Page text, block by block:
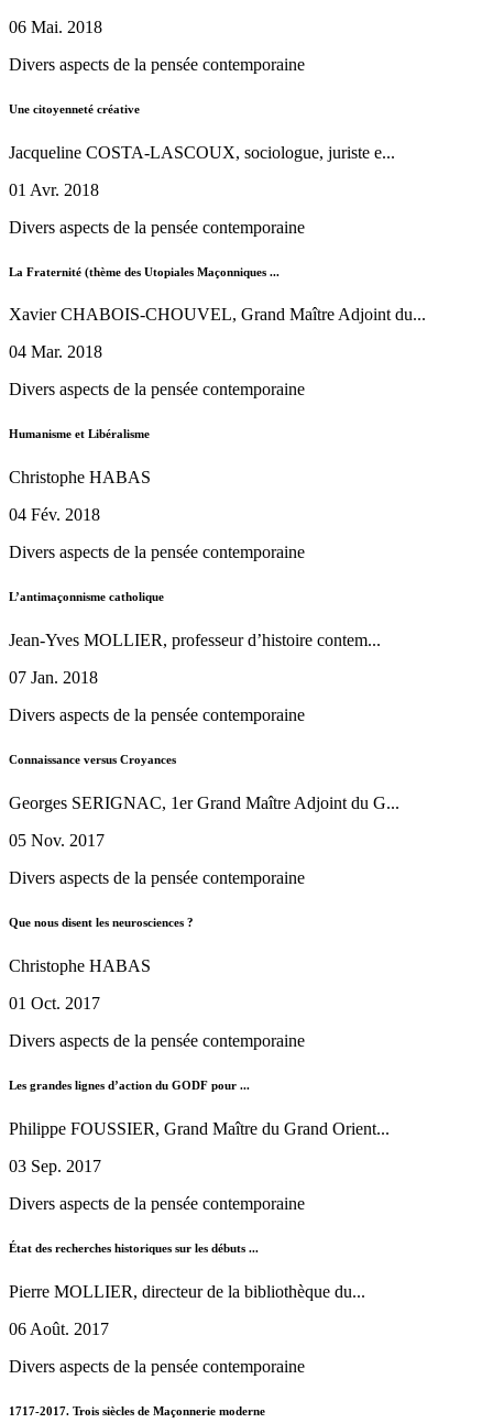
06 Mai. 2018
Divers aspects de la pensée contemporaine
Une citoyenneté créative
Jacqueline COSTA-LASCOUX, sociologue, juriste e...
01 Avr. 2018
Divers aspects de la pensée contemporaine
La Fraternité (thème des Utopiales Maçonniques ...
Xavier CHABOIS-CHOUVEL, Grand Maître Adjoint du...
04 Mar. 2018
Divers aspects de la pensée contemporaine
Humanisme et Libéralisme
Christophe HABAS
04 Fév. 2018
Divers aspects de la pensée contemporaine
L’antimaçonnisme catholique
Jean-Yves MOLLIER, professeur d’histoire contem...
07 Jan. 2018
Divers aspects de la pensée contemporaine
Connaissance versus Croyances
Georges SERIGNAC, 1er Grand Maître Adjoint du G...
05 Nov. 2017
Divers aspects de la pensée contemporaine
Que nous disent les neurosciences ?
Christophe HABAS
01 Oct. 2017
Divers aspects de la pensée contemporaine
Les grandes lignes d’action du GODF pour ...
Philippe FOUSSIER, Grand Maître du Grand Orient...
03 Sep. 2017
Divers aspects de la pensée contemporaine
État des recherches historiques sur les débuts ...
Pierre MOLLIER, directeur de la bibliothèque du...
06 Août. 2017
Divers aspects de la pensée contemporaine
1717-2017. Trois siècles de Maçonnerie moderne